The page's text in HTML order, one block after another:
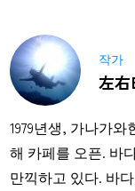
작가
左右
1979년생, 가나가
해 카페를 오픈. 바
만끽하고 있다. 바